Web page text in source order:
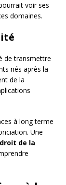
voir ses
domaines.
de transmettre
nés après la
de la
à long terme
Une
de la